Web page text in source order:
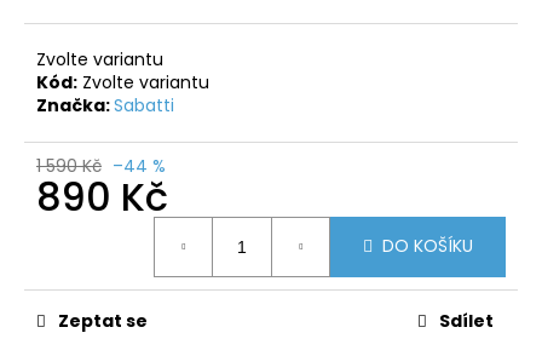
Zvolte variantu
Kód: Zvolte variantu
Značka:Sabatti
1 590 Kč –44 %
890 Kč
DO KOŠÍKU
Zeptat se Sdílet
u
č
u
j
e
m